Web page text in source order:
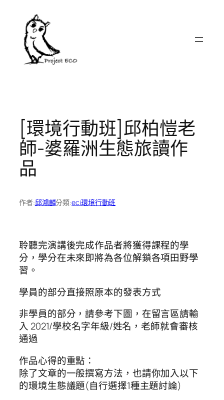
[環境行動班]邱柏愷老
師-婆羅洲生態旅讀作
品
作者:邱鴻麟分類:eci環境行動班
聆聽完演講後完成作品者將獲得課程的學
分，學分在未來即將為各位解鎖各項田野學
習。
學員的部分直接照原本的發表方式
非學員的部分，請參考下圖，在留言區請輸
入 2021/學校名字年級/姓名，老師就會審核
通過
作品心得的重點：
除了文章的一般撰寫方法，也請你加入以下
的環境生態議題(自行選擇1種主題討論)